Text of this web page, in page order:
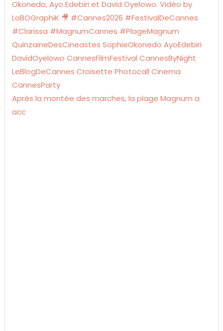
Après la montée des marches, la plage Magnum a
acc